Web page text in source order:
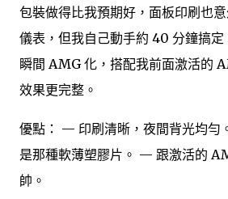
包裝做得比我預期好，面板印刷也
儀表，但我自己動手約 40 分鐘搞
瞬間 AMG 化，搭配我前面激活的
效果更完整。
優點： — 印刷清晰，夜間背光均勻
是那種軟薄塑膠片。 — 跟激活的
帥。